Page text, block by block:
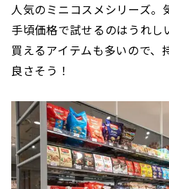
人気のミニコスメシリーズ。
手頃価格で試せるのはうれし
買えるアイテムも多いので、
良さそう！